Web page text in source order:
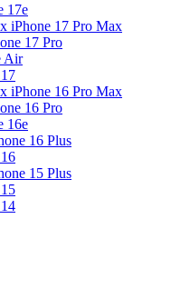
17e
iPhone 17 Pro Max
17 Pro
Air
iPhone 16 Pro Max
16 Pro
16e
16 Plus
15 Plus